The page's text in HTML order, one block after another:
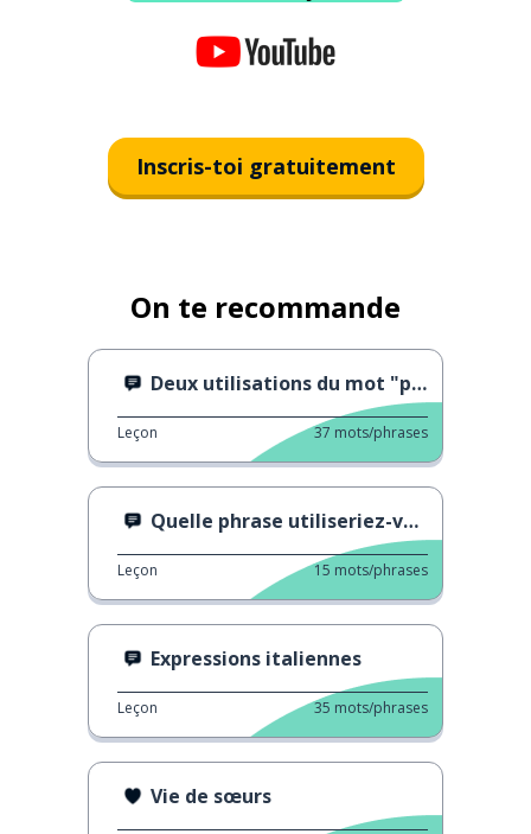
Inscris-toi gratuitement
On te recommande
Deux utilisations du mot "passeggiata"
Leçon 37 mots/phrases
Quelle phrase utiliseriez-vous ?
Leçon 15 mots/phrases
Expressions italiennes
Leçon 35 mots/phrases
Vie de sœurs